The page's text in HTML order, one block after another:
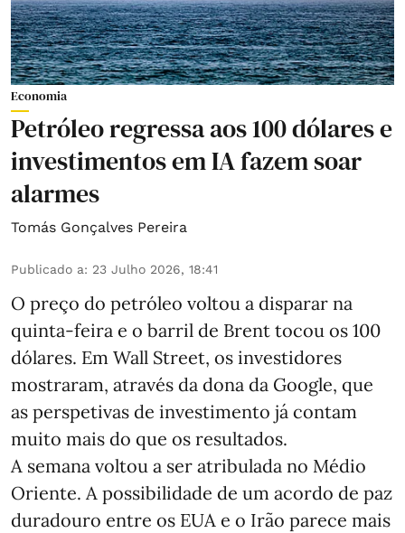
Economia
Petróleo regressa aos 100 dólares e
investimentos em IA fazem soar
alarmes
Tomás Gonçalves Pereira
Publicado a: 23 Julho 2026, 18:41
O preço do petróleo voltou a disparar na
quinta-feira e o barril de Brent tocou os 100
dólares. Em Wall Street, os investidores
mostraram, através da dona da Google, que
as perspetivas de investimento já contam
muito mais do que os resultados.
A semana voltou a ser atribulada no Médio
Oriente. A possibilidade de um acordo de paz
duradouro entre os EUA e o Irão parece mais